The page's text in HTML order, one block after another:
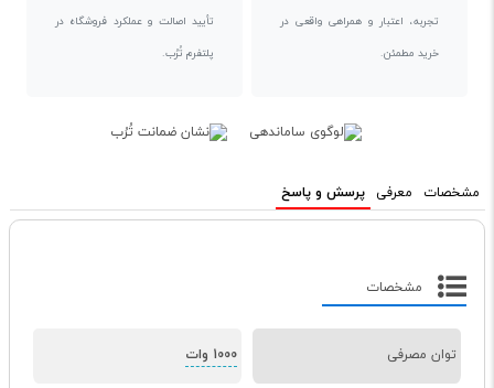
تجربه، اعتبار و همراهی واقعی در
خرید مطمئن.
تأیید اصالت و عملکرد فروشگاه در
پلتفرم تُرُب.
مشخصات معرفی پرسش و پاسخ
مشخصات
توان مصرفی 1000 وات